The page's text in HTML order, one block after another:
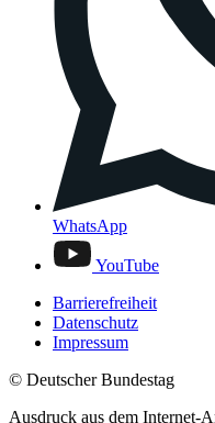
WhatsApp
YouTube
Barrierefreiheit
Datenschutz
Impressum
© Deutscher Bundestag
Ausdruck aus dem Internet-